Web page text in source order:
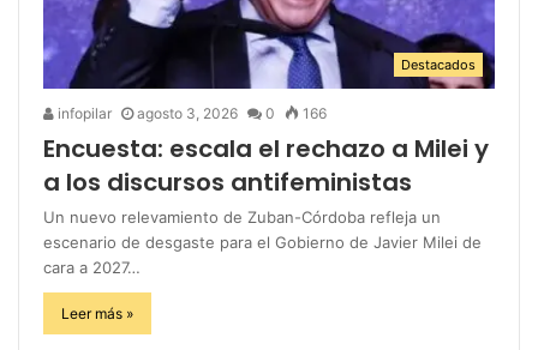
Destacados
infopilar agosto 3, 2026 0 166
Encuesta: escala el rechazo a Milei y
a los discursos antifeministas
Un nuevo relevamiento de Zuban-Córdoba refleja un
escenario de desgaste para el Gobierno de Javier Milei de
cara a 2027…
Leer más »